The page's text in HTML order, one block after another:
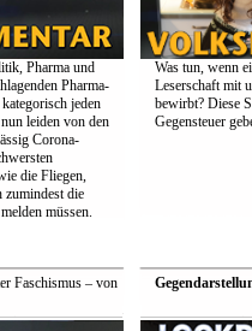
Pharma und
Pharma-
jeden
leiden von den
Corona-
die Fliegen,
zumindest die
müssen.
Was tun, wenn
Leserschaft mit
bewirbt? Diese
Gegensteuer
Faschismus – von